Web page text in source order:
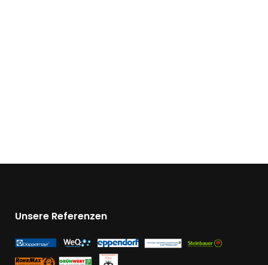
Unsere Referenzen